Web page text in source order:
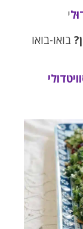
י
בואו-בואו